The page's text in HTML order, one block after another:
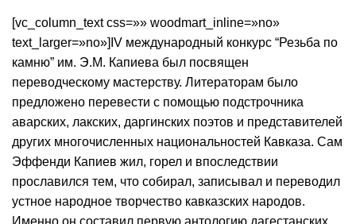
[vc_column_text css=»» woodmart_inline=»no»
text_larger=»no»]IV международный конкурс “Резьба по
камню” им. Э.М. Капиева был посвящен
переводческому мастерству. Литераторам было
предложено перевести с помощью подстрочника
аварских, лакских, даргинских поэтов и представителей
других многочисленных национальностей Кавказа. Сам
Эффенди Капиев жил, горел и впоследствии
прославился тем, что собирал, записывал и переводил
устное народное творчество кавказских народов.
Именно он составил первую антологию дагестанских